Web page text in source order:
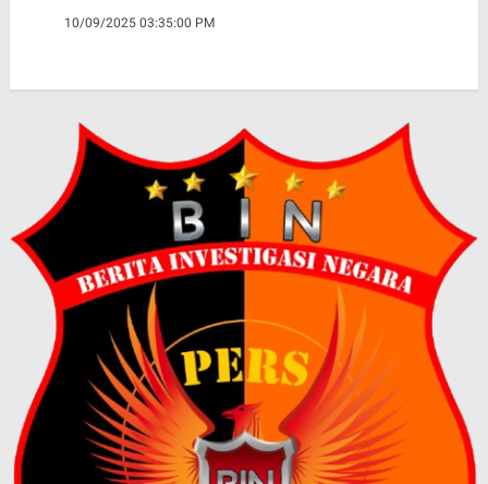
10/09/2025 03:35:00 PM